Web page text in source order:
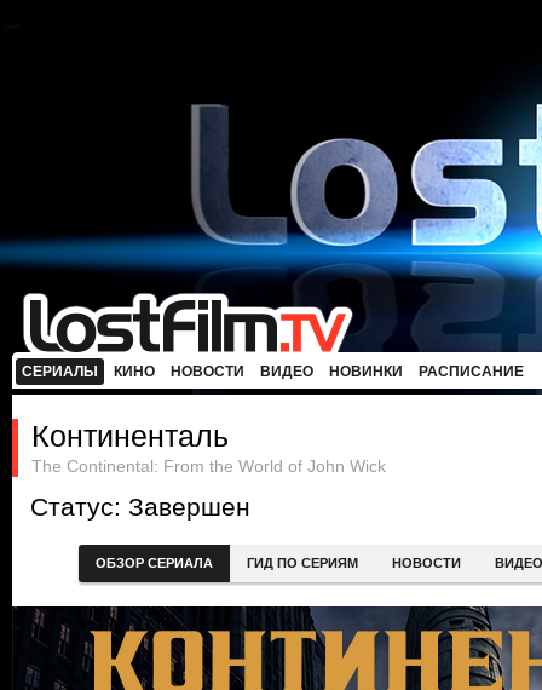
СЕРИАЛЫ КИНО НОВОСТИ ВИДЕО НОВИНКИ РАСПИСАНИЕ
Континенталь
The Continental: From the World of John Wick
Статус: Завершен
ОБЗОР СЕРИАЛА ГИД ПО СЕРИЯМ НОВОСТИ ВИДЕО